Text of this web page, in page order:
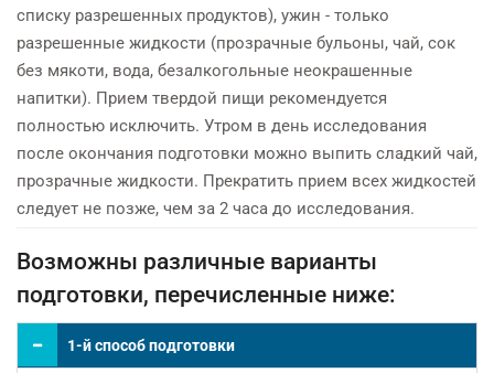
списку разрешенных продуктов), ужин - только
разрешенные жидкости (прозрачные бульоны, чай, сок
без мякоти, вода, безалкогольные неокрашенные
напитки). Прием твердой пищи рекомендуется
полностью исключить. Утром в день исследования
после окончания подготовки можно выпить сладкий чай,
прозрачные жидкости. Прекратить прием всех жидкостей
следует не позже, чем за 2 часа до исследования.
Возможны различные варианты
подготовки, перечисленные ниже:
1-й способ подготовки